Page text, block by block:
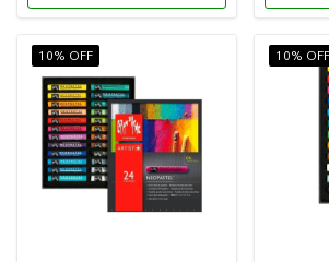
10% OFF 10% OFF